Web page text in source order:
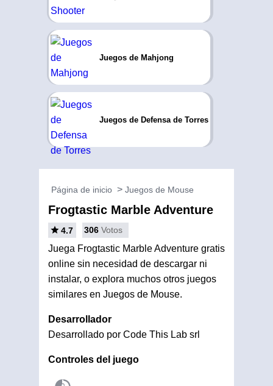
Juegos de Mahjong
Juegos de Defensa de Torres
Página de inicio Juegos de Mouse
Frogtastic Marble Adventure
4.7 306 Votos
Juega Frogtastic Marble Adventure gratis
online sin necesidad de descargar ni
instalar, o explora muchos otros juegos
similares en Juegos de Mouse.
Desarrollador
Desarrollado por Code This Lab srl
Controles del juego